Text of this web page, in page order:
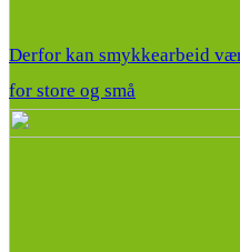
Derfor kan smykkearbeid
for store og små